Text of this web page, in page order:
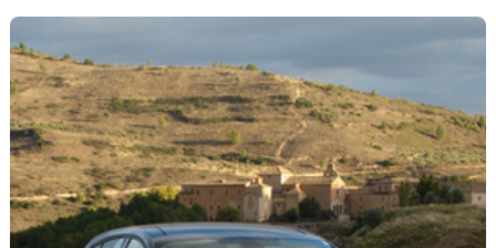
Cayman S remanié en ce début d’année ?